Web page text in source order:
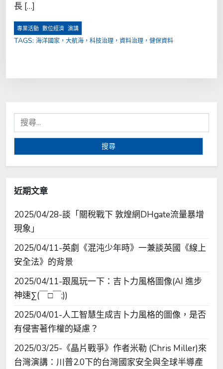
長 […]
專業活動 數位經濟 演講
TAGS: 海洋國家，大航海，科技治理，資料治理，健保資料
搜
尋
近期文章
2025/04/28-談「關稅戰下 敦煌網DHgate流量暴增
現象」
2025/04/11-英劇《混沌少年時》一兼談英國《線上
安全法》的背景
2025/04/11-跟風玩一下：吉卜力風格圖像(AI 進步
神速∑(￣□￣;))
2025/04/01-人工智慧生成吉卜力風格的圖像，是否
有侵害著作權的疑慮？
2025/03/25-《晶片戰爭》作者米勒 (Chris Miller)來
台灣演講：川普2.0下的台灣國家安全與全球半導產